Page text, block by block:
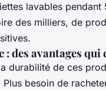
lavables
des milliers, de
des avantages qui
durabilité de ces
Plus besoin de